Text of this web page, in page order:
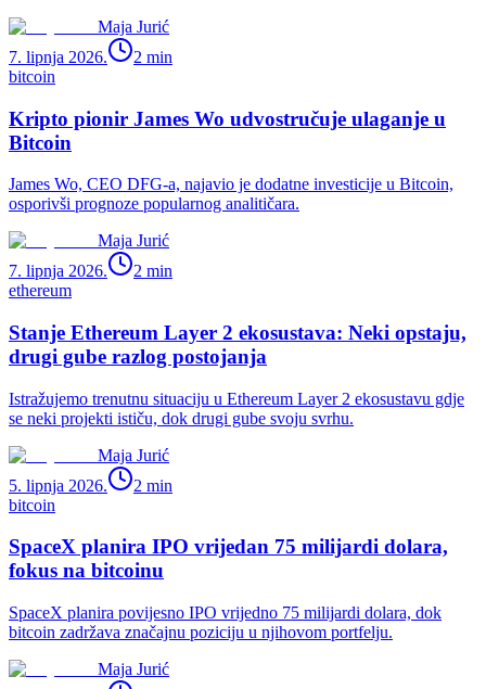
Maja Jurić
7. lipnja 2026.
2 min
bitcoin
Kripto pionir James Wo udvostručuje ulaganje u
Bitcoin
James Wo, CEO DFG-a, najavio je dodatne investicije u Bitcoin,
osporivši prognoze popularnog analitičara.
Maja Jurić
7. lipnja 2026.
2 min
ethereum
Stanje Ethereum Layer 2 ekosustava: Neki opstaju,
drugi gube razlog postojanja
Istražujemo trenutnu situaciju u Ethereum Layer 2 ekosustavu gdje
se neki projekti ističu, dok drugi gube svoju svrhu.
Maja Jurić
5. lipnja 2026.
2 min
bitcoin
SpaceX planira IPO vrijedan 75 milijardi dolara,
fokus na bitcoinu
SpaceX planira povijesno IPO vrijedno 75 milijardi dolara, dok
bitcoin zadržava značajnu poziciju u njihovom portfelju.
Maja Jurić